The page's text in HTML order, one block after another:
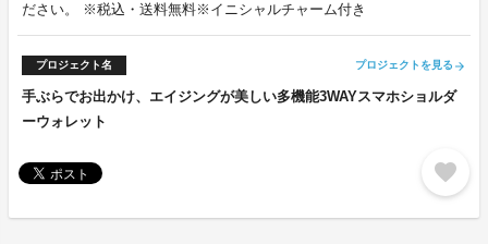
ださい。 ※税込・送料無料※イニシャルチャーム付き
プロジェクト名 プロジェクトを見る arrow_forward
手ぶらでお出かけ、エイジングが美しい多機能3WAYスマホショルダ
ーウォレット
favorite